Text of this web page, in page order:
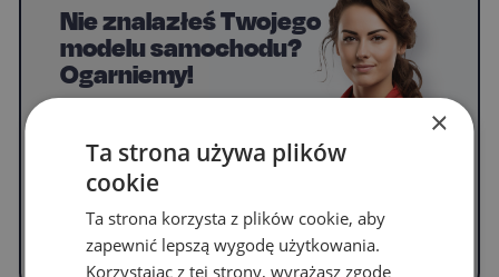
Nie znalazłeś Twojego
modelu samochodu?
Ogarniemy!
WYPEŁNIJ FORMULARZ
×
Ta strona używa plików
cookie
Ta strona korzysta z plików cookie, aby
zapewnić lepszą wygodę użytkowania.
Korzystając z tej strony, wyrażasz zgodę